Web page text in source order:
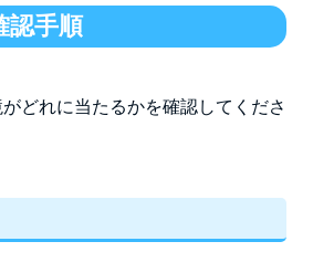
認手順
どれに当たるかを確認してくださ